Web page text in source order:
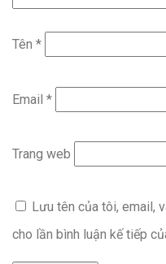
Tên *
Email *
Trang web
Lưu tên của tôi, email,
cho lần bình luận kế tiếp